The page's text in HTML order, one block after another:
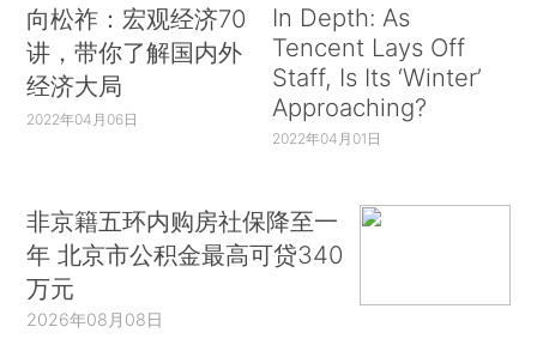
向松祚：宏观经济70
讲，带你了解国内外
经济大局
2022年04月06日
In Depth: As
Tencent Lays Off
Staff, Is Its ‘Winter’
Approaching?
2022年04月01日
非京籍五环内购房社保降至一
年 北京市公积金最高可贷340
万元
2026年08月08日